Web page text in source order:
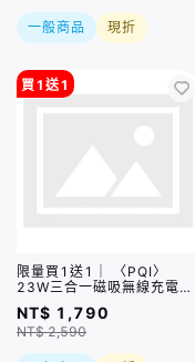
一般商品 現折
買1送1
限量買1送1｜ 〈PQI〉
23W三合一磁吸無線充電座
(WCS23WR)＿限量售完即
止
NT$ 1,790
NT$ 2,590